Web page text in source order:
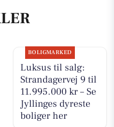
BOLIGMARKED
Luksus til salg:
Strandagervej 9 til
11.995.000 kr – Se
Jyllinges dyreste
boliger her